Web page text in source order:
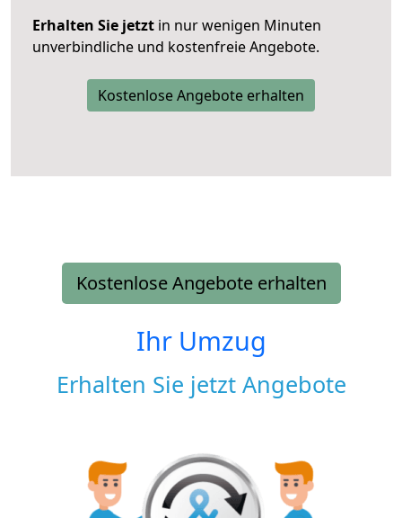
Erhalten Sie jetzt in nur wenigen Minuten
unverbindliche und kostenfreie Angebote.
Kostenlose Angebote erhalten
Kostenlose Angebote erhalten
Ihr Umzug
Erhalten Sie jetzt Angebote